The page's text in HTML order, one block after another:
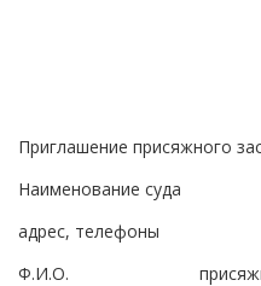
Приглашение присяжного
Наименование суда
адрес, телефоны
Ф.И.О.